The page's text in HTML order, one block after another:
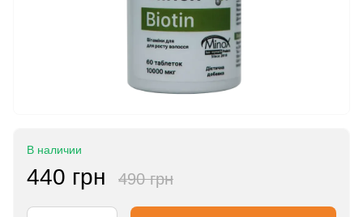
В наличии
440 грн 490 грн